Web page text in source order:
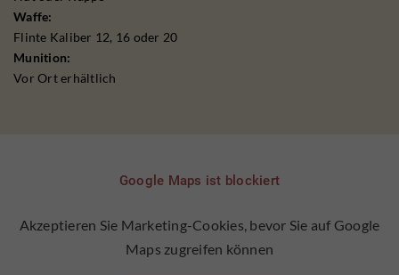
Waffe:
Flinte Kaliber 12, 16 oder 20
Munition:
Vor Ort erhältlich
Google Maps ist blockiert
Akzeptieren Sie Marketing-Cookies, bevor Sie auf Google
Maps zugreifen können